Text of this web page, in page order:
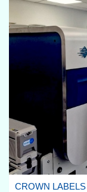
CROWN